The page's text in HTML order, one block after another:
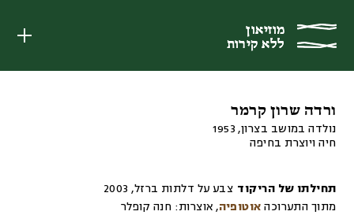
מוזיאון
ללא קירות
מוזיאון
ללא קירות
ורדה שרון קרמר
נולדה במושב בצרון, 1953
חיה ויוצרת בחיפה
תחילתו של הריקוד צבע על דלתות ברזל,
2003
מתוך התערוכה אוטופיה, אוצרות: חנה קופלר